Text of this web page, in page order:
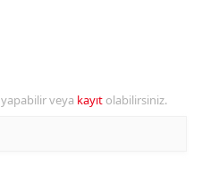
yapabilir veya kayıt olabilirsiniz.